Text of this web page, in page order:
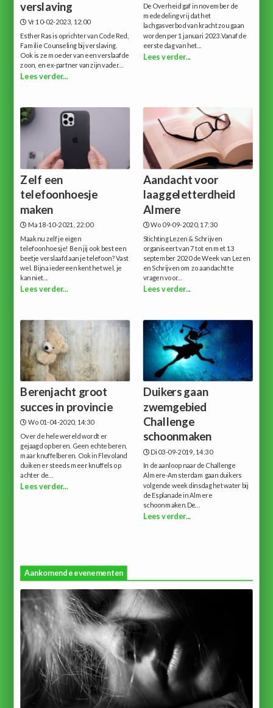
verslaving
Vr 10-02-2023, 12:00
Esther Ras is oprichter van Code Red,
Familie Counseling bij verslaving.
Ook is ze moeder van een verslaafde
zoon, en ex-partner van zijn vader...
Lees verder...
De Overheid gaf in november de
mededeling vrij dat het
lachgasverbod van kracht zou gaan
worden per 1 januari 2023.Vanaf de
eerste dag van het...
Lees verder...
Zelf een
telefoonhoesje
maken
Ma 18-10-2021, 22:00
Maak nu zelf je eigen
telefoonhoesje! Ben jij ook best een
beetje verslaafd aan je telefoon? Vast
wel. Bijna iedereen kent het wel, je
kan niet...
Lees verder...
Aandacht voor
laaggeletterdheid
Almere
Wo 09-09-2020, 17:30
Stichting Lezen & Schrijven
organiseert van 7 tot en met 13
september 2020 de Week van Lezen
en Schrijven om zo aandacht te
vragen voor...
Lees verder...
Berenjacht groot
succes in provincie
Wo 01-04-2020, 14:30
Over de hele wereld wordt er
gejaagd op beren. Geen echte beren,
maar knuffelberen. Ook in Flevoland
duiken er steeds meer knuffels op
achter de...
Lees verder...
Duikers gaan
zwemgebied
Challenge
schoonmaken
Di 03-09-2019, 14:30
In de aanloop naar de Challenge
Almere-Amsterdam gaan duikers
volgende week dinsdag het water bij
de Esplanade in Almere
schoonmaken.De...
Lees verder...
Aankomende evenementen